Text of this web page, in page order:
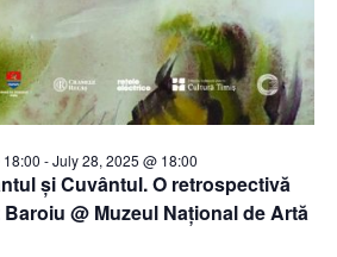
și Cuvântul. O retrospectivă
@ Muzeul Național de Artă
-July 28, 2025 @ 18:00